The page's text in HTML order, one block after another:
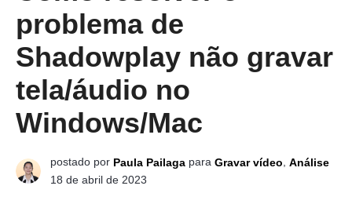
problema de
Shadowplay não gravar
tela/áudio no
Windows/Mac
postado por Paula Pailaga para Gravar vídeo Análise
18 de abril de 2023